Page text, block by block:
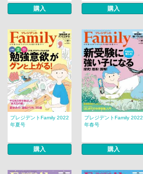
購入 購入
プレジデントFamily 2022
年夏号
購入
プレジデントFamily 2022
年春号
購入